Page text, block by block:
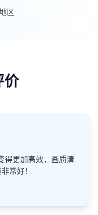
区
价
得更加高效，画质清
常好！